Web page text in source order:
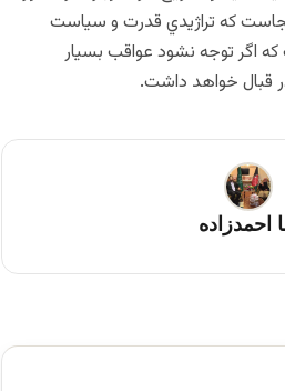
كه تراژيدي قدرت و سياست
اگر توجه نشود عواقب بسيار
قبال خواهد داشت.
احمدزاده